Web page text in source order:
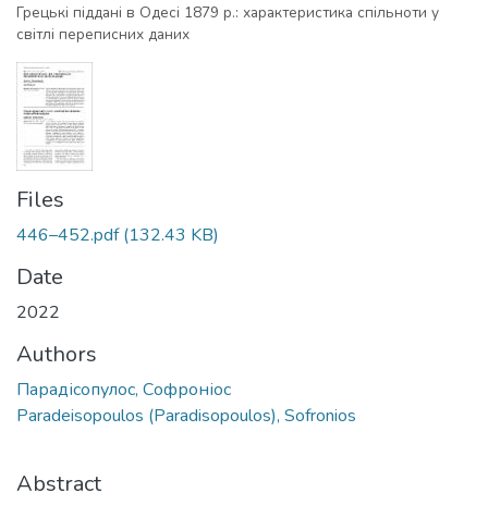
Грецькі піддані в Одесі 1879 р.: характеристика спільноти у
світлі переписних даних
Files
446–452.pdf(132.43 KB)
Date
2022
Authors
Парадісопулос, Софроніос
Paradeisopoulos (Paradisopoulos), Sofronios
Abstract